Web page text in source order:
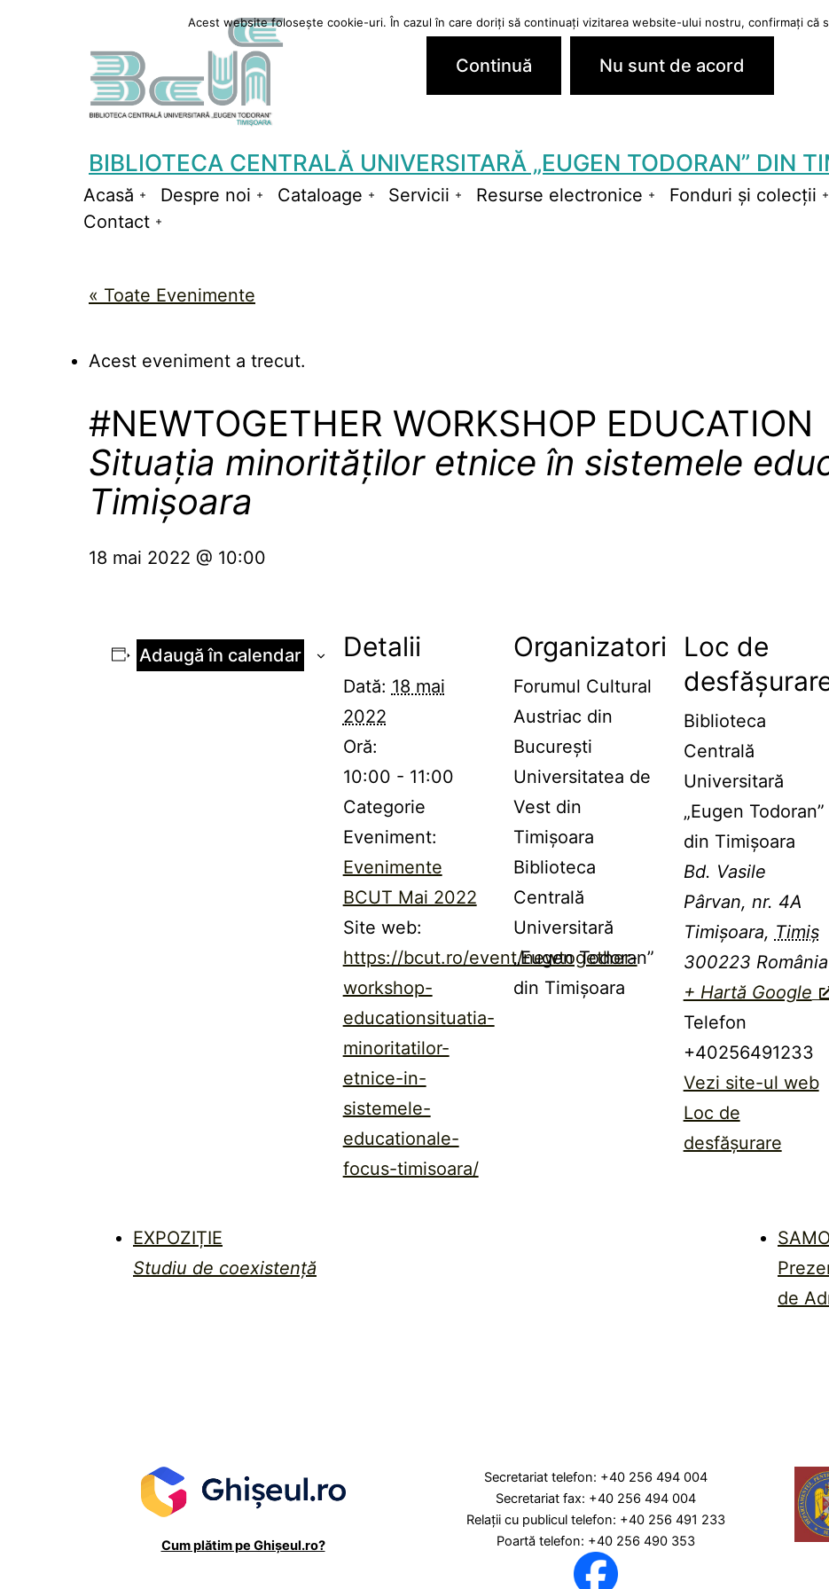
BIBLIOTECA CENTRALĂ UNIVERSITARĂ „EUGEN TODORAN” DIN
Acasă
Deschide
meniul
Despre noi
Deschide
Cataloage
Deschide
Servicii
Deschide
Resurse electronice
Deschide
Fonduri și colecții
Contact
« Toate Evenimente
Acest eveniment a trecut.
#NEWTOGETHER WORKSHOP EDUCATION
Situația minorităților etnice în sistemele
Timișoara
18 mai 2022 @ 10:00
Adaugă în calendar Detalii
Dată: 18 mai
2022
Oră:
10:00 - 11:00
Categorie
Eveniment:
Evenimente
BCUT Mai 2022
Site web:
https://bcut.ro/event/newtogether-
workshop-
educationsituatia-
minoritatilor-
etnice-in-
sistemele-
educationale-
focus-timisoara/
Organizatori
Forumul Cultural
Austriac din
București
Universitatea de
Vest din
Timișoara
Biblioteca
Centrală
Universitară
„Eugen Todoran”
din Timișoara
Loc de
Biblioteca
Centrală
Universitară
„Eugen Todoran”
din Timişoara
Bd. Vasile
Pârvan, nr. 4A
Timișoara, Timiș
300223 România
+ Hartă Google
Telefon
+40256491233
Vezi site-ul web
Loc de
desfășurare
EXPOZIȚIE
Studiu de coexistență
de
Cum plătim pe Ghișeul.ro?
Secretariat telefon: +40 256 494 004
Secretariat fax: +40 256 494 004
Relaţii cu publicul telefon: +40 256 491 233
Poartă telefon: +40 256 490 353
Acest website folosește cookie-uri. În cazul în care doriți să continuați vizitarea website-ului nostru, confirmați că
Continuă Nu sunt de acord